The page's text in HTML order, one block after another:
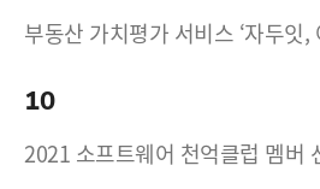
부동산 가치평가 서비스 ‘자두잇,
10
2021 소프트웨어 천억클럽 멤버